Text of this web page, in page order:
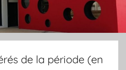
de la période (en